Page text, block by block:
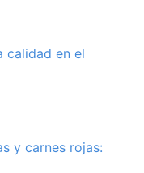
calidad en el
y carnes rojas: